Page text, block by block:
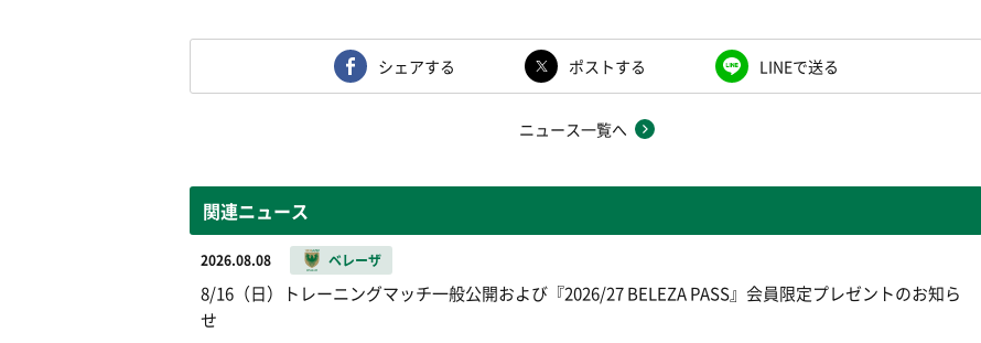
シェアする ポストする LINEで送る
ニュース一覧へ
関連ニュース
2026.08.08 ベレーザ
8/16（日）トレーニングマッチ一般公開および『2026/27 BELEZA PASS』会員限定プレゼントのお知ら
せ